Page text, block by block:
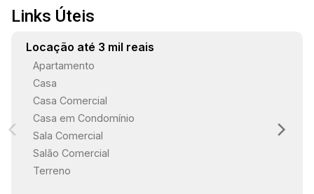
Links Úteis
Locação até 3 mil reais
Apartamento
Casa
Casa Comercial
Casa em Condomínio
Sala Comercial
Salão Comercial
Terreno